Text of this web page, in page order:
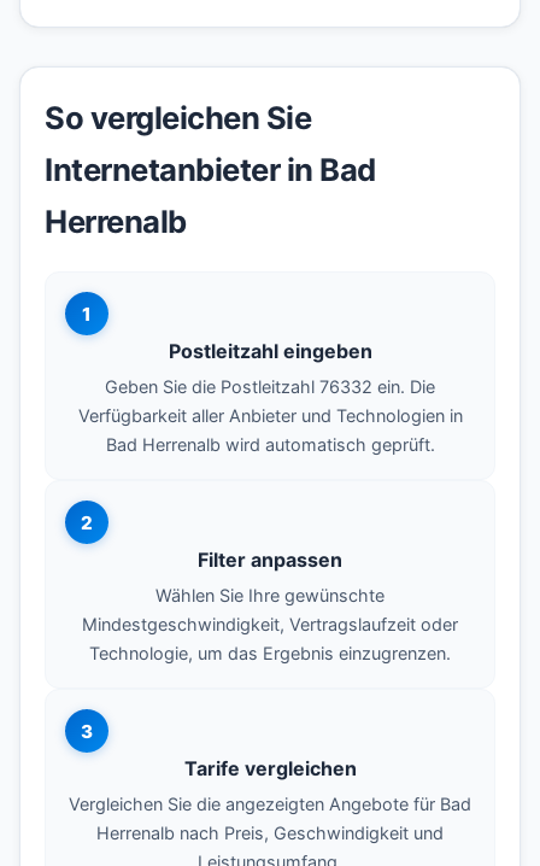
So vergleichen Sie
Internetanbieter in Bad
Herrenalb
1
Postleitzahl eingeben
Geben Sie die Postleitzahl 76332 ein. Die
Verfügbarkeit aller Anbieter und Technologien in
Bad Herrenalb wird automatisch geprüft.
2
Filter anpassen
Wählen Sie Ihre gewünschte
Mindestgeschwindigkeit, Vertragslaufzeit oder
Technologie, um das Ergebnis einzugrenzen.
3
Tarife vergleichen
Vergleichen Sie die angezeigten Angebote für Bad
Herrenalb nach Preis, Geschwindigkeit und